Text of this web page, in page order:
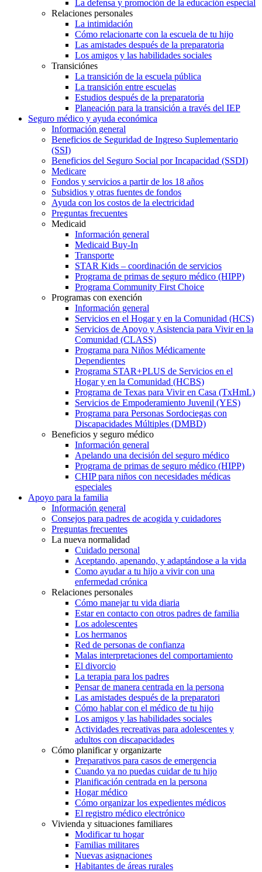
La defensa y promoción de la educación especial
Relaciones personales
La intimidación
Cómo relacionarte con la escuela de tu hijo
Las amistades después de la preparatoria
Los amigos y las habilidades sociales
Transiciónes
La transición de la escuela pública
La transición entre escuelas
Estudios después de la preparatoria
Planeación para la transición a través del IEP
Seguro médico y ayuda económica
Información general
Beneficios de Seguridad de Ingreso Suplementario
(SSI)
Beneficios del Seguro Social por Incapacidad (SSDI)
Medicare
Fondos y servicios a partir de los 18 años
Subsidios y otras fuentes de fondos
Ayuda con los costos de la electricidad
Preguntas frecuentes
Medicaid
Información general
Medicaid Buy-In
Transporte
STAR Kids – coordinación de servicios
Programa de primas de seguro médico (HIPP)
Programa Community First Choice
Programas con exención
Información general
Servicios en el Hogar y en la Comunidad (HCS)
Servicios de Apoyo y Asistencia para Vivir en la
Comunidad (CLASS)
Programa para Niños Médicamente
Dependientes
Programa STAR+PLUS de Servicios en el
Hogar y en la Comunidad (HCBS)
Programa de Texas para Vivir en Casa (TxHmL)
Servicios de Empoderamiento Juvenil (YES)
Programa para Personas Sordociegas con
Discapacidades Múltiples (DMBD)
Beneficios y seguro médico
Información general
Apelando una decisión del seguro médico
Programa de primas de seguro médico (HIPP)
CHIP para niños con necesidades médicas
especiales
Apoyo para la familia
Información general
Consejos para padres de acogida y cuidadores
Preguntas frecuentes
La nueva normalidad
Cuidado personal
Aceptando, apenando, y adaptándose a la vida
Como ayudar a tu hijo a vivir con una
enfermedad crónica
Relaciones personales
Cómo manejar tu vida diaria
Estar en contacto con otros padres de familia
Los adolescentes
Los hermanos
Red de personas de confianza
Malas interpretaciones del comportamiento
El divorcio
La terapia para los padres
Pensar de manera centrada en la persona
Las amistades después de la preparatori
Cómo hablar con el médico de tu hijo
Los amigos y las habilidades sociales
Actividades recreativas para adolescentes y
adultos con discapacidades
Cómo planificar y organizarte
Preparativos para casos de emergencia
Cuando ya no puedas cuidar de tu hijo
Planificación centrada en la persona
Hogar médico
Cómo organizar los expedientes médicos
El registro médico electrónico
Vivienda y situaciones familiares
Modificar tu hogar
Familias militares
Nuevas asignaciones
Habitantes de áreas rurales